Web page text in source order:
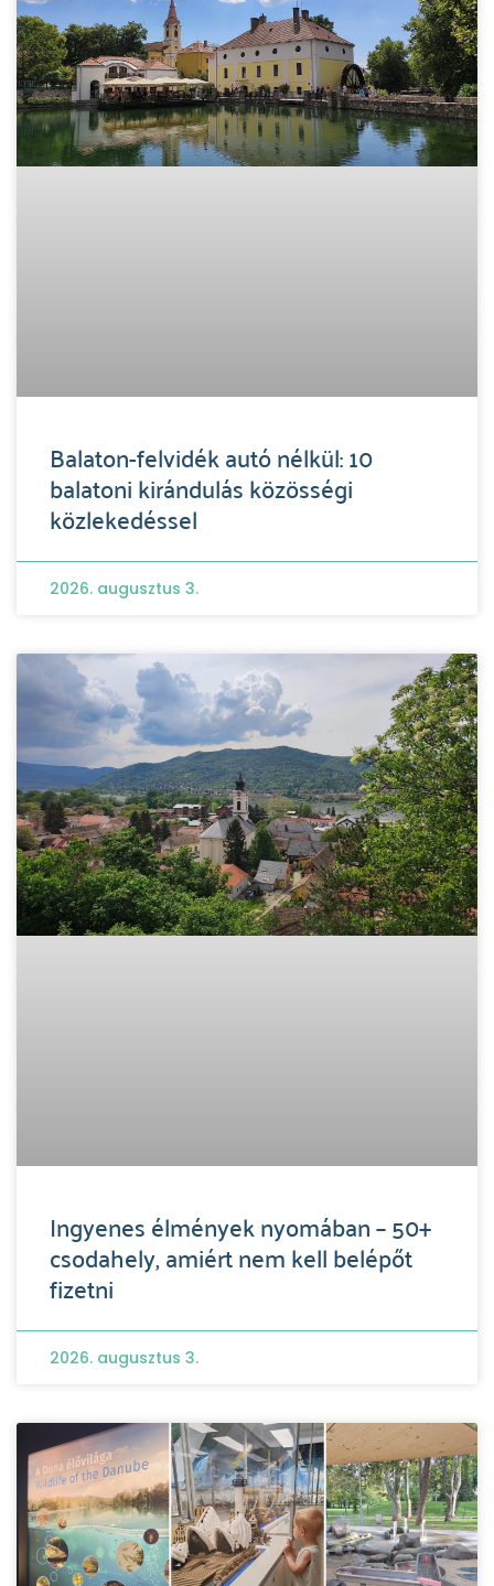
Balaton-felvidék autó nélkül: 10
balatoni kirándulás közösségi
közlekedéssel
2026. augusztus 3.
Ingyenes élmények nyomában – 50+
csodahely, amiért nem kell belépőt
fizetni
2026. augusztus 3.